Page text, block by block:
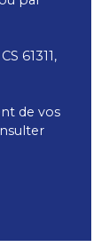
61311,
de vos